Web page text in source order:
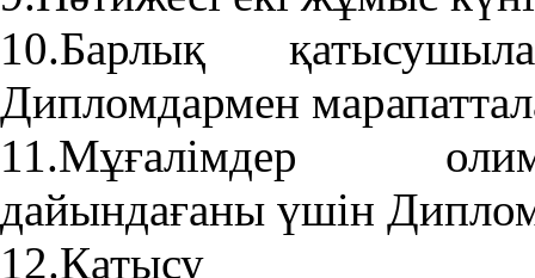
10.Барлық
Дипломдармен
11.Мұғалімдер
дайындағаны үшін